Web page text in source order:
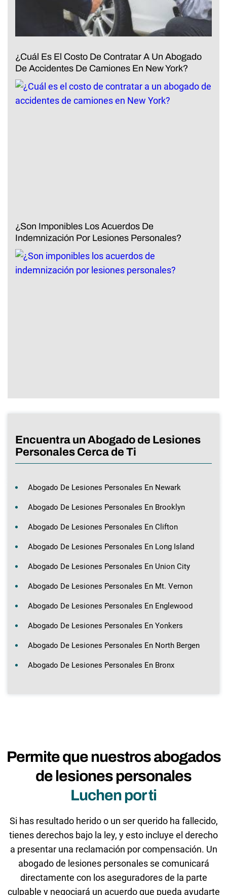
¿Cuál Es El Costo De Contratar A Un Abogado
De Accidentes De Camiones En New York?
¿Son Imponibles Los Acuerdos De
Indemnización Por Lesiones Personales?
Encuentra un Abogado de Lesiones
Personales Cerca de Ti
Abogado De Lesiones Personales En Newark
Abogado De Lesiones Personales En Brooklyn
Abogado De Lesiones Personales En Clifton
Abogado De Lesiones Personales En Long Island
Abogado De Lesiones Personales En Union City
Abogado De Lesiones Personales En Mt. Vernon
Abogado De Lesiones Personales En Englewood
Abogado De Lesiones Personales En Yonkers
Abogado De Lesiones Personales En North Bergen
Abogado De Lesiones Personales En Bronx
Permite que nuestros abogados
de lesiones personales
Luchen por ti
Si has resultado herido o un ser querido ha fallecido,
tienes derechos bajo la ley, y esto incluye el derecho
a presentar una reclamación por compensación. Un
abogado de lesiones personales se comunicará
directamente con los aseguradores de la parte
culpable y negociará un acuerdo que pueda ayudarte